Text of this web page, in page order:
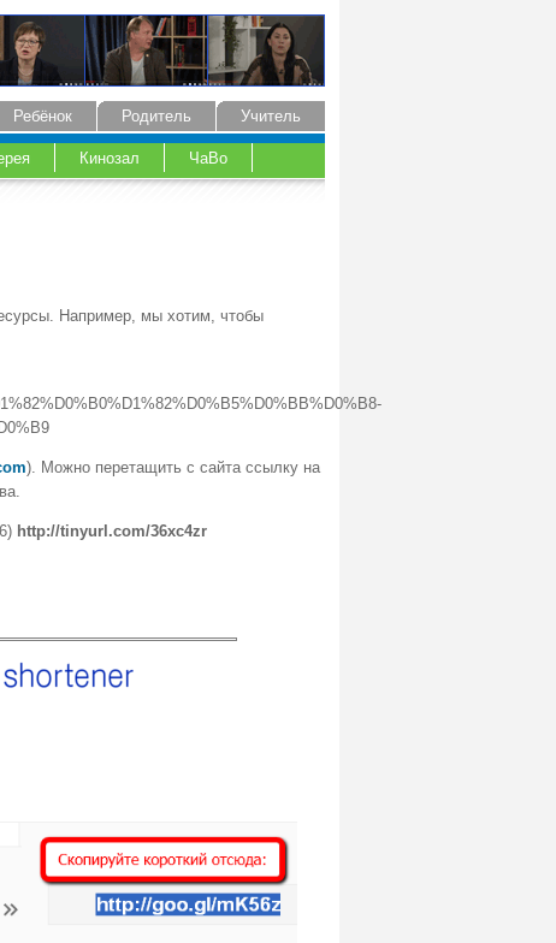
Учитель
Родитель
Ребёнок
Кинозал
ЧаВо
Например, мы хотим, чтобы
). Можно перетащить с сайта ссылку на
http://tinyurl.com/36xc4zr